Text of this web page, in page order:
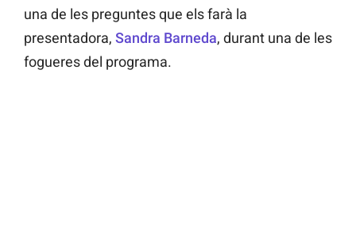
una de les preguntes que els farà la
presentadora, Sandra Barneda, durant una de les
fogueres del programa.